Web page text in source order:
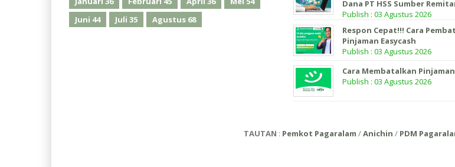
Juni 44 Juli 35 Agustus 68
Dana PT HSS Sumber
Publish : 03 Agustus 2026
Respon Cepat!!! Cara
Pinjaman Easycash
Publish : 03 Agustus 2026
Cara Membatalkan Pinjaman
Publish : 03 Agustus 2026
TAUTAN : Pemkot Pagaralam /Anichin / PDM